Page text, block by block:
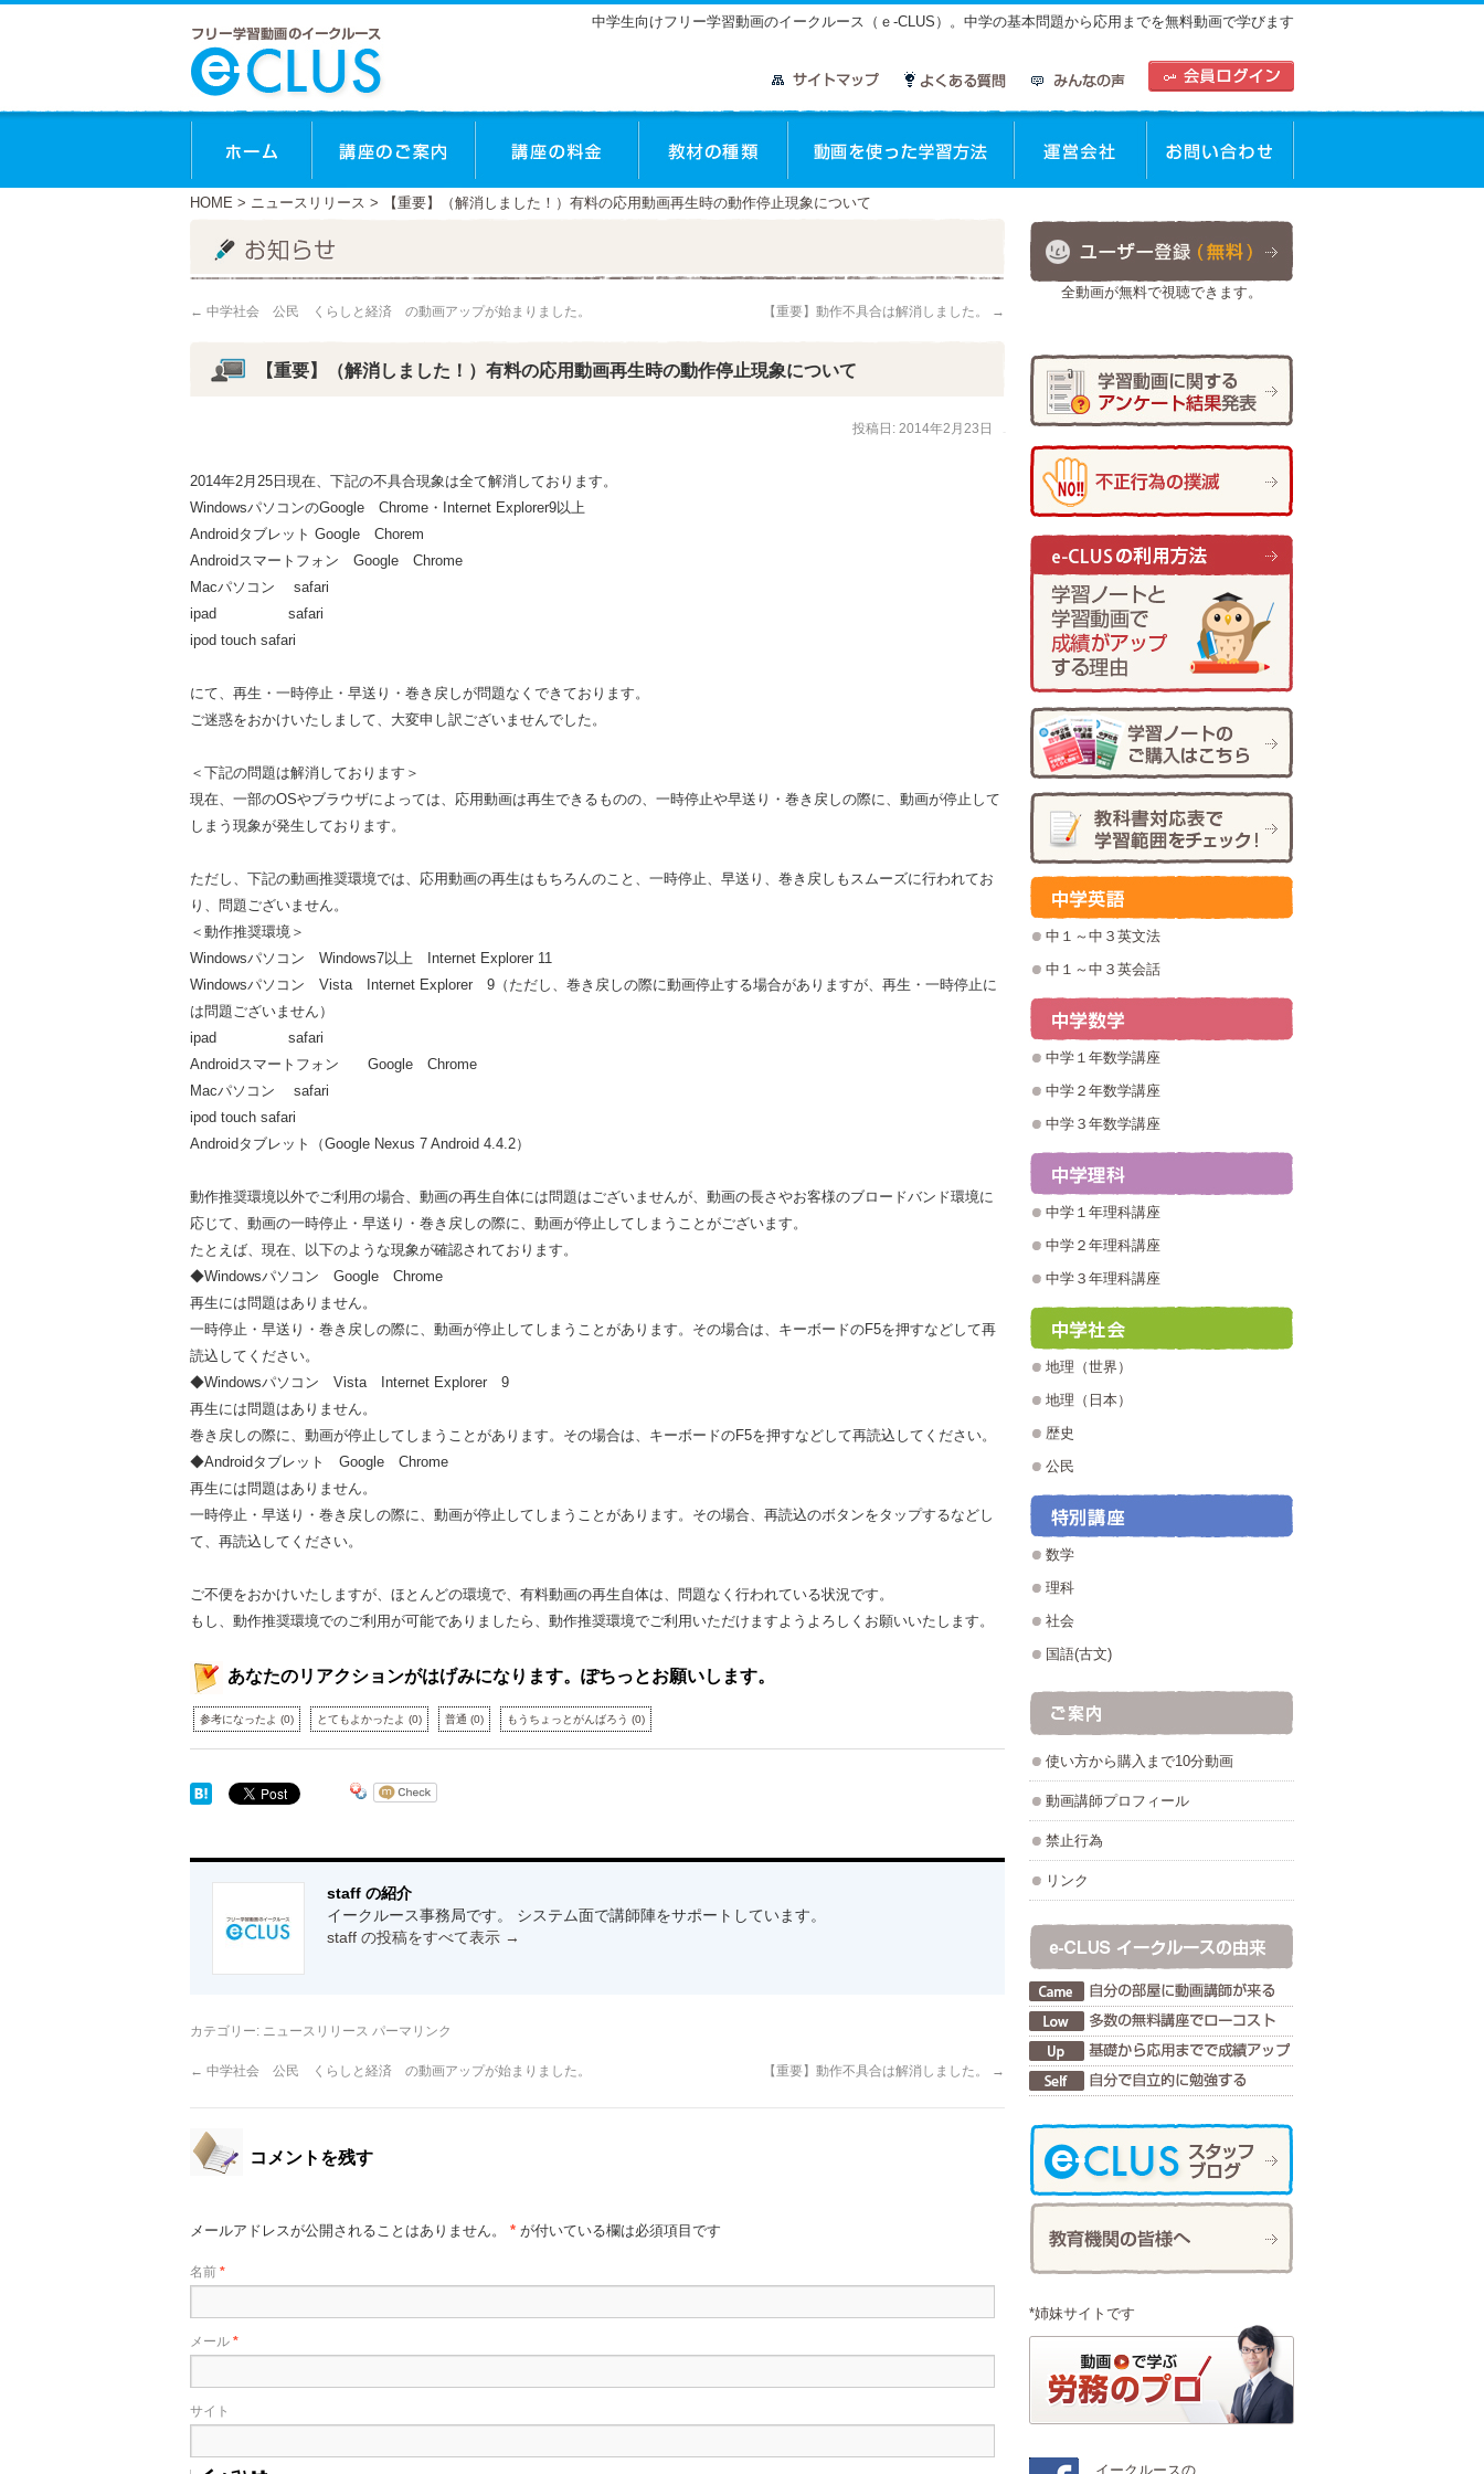
中学生向けフリー学習動画のイークルース（ｅ-CLUS）。中学の基本問題から応用までを無料動画で学びます
ホーム 講座のご案内 講座の料金 教材の種類 動画を使った学習方法運営会社 お問合せ
HOME > ニュースリリース > 【重要】（解消しました！）有料の応用動画再生時の動作停止現象について
← 中学社会 公民 くらしと経済 の動画アップが始まりました。 【重要】動作不具合は解消しました。 →
【重要】（解消しました！）有料の応用動画再生時の動作停止現象について
投稿日: 2014年2月23日
2014年2月25日現在、下記の不具合現象は全て解消しております。
WindowsパソコンのGoogle Chrome・Internet Explorer9以上
Androidタブレット Google Chorem
Androidスマートフォン Google Chrome
Macパソコン safari
ipad safari
ipod touch safari
にて、再生・一時停止・早送り・巻き戻しが問題なくできております。
ご迷惑をおかけいたしまして、大変申し訳ございませんでした。
＜下記の問題は解消しております＞
現在、一部のOSやブラウザによっては、応用動画は再生できるものの、一時停止や早送り・巻き戻しの際に、動画が停止して
しまう現象が発生しております。
ただし、下記の動画推奨環境では、応用動画の再生はもちろんのこと、一時停止、早送り、巻き戻しもスムーズに行われてお
り、問題ございません。
＜動作推奨環境＞
Windowsパソコン Windows7以上 Internet Explorer 11
Windowsパソコン Vista Internet Explorer 9（ただし、巻き戻しの際に動画停止する場合がありますが、再生・一時停止に
は問題ございません）
ipad safari
Androidスマートフォン Google Chrome
Macパソコン safari
ipod touch safari
Androidタブレット（Google Nexus 7 Android 4.4.2）
動作推奨環境以外でご利用の場合、動画の再生自体には問題はございませんが、動画の長さやお客様のブロードバンド環境に
応じて、動画の一時停止・早送り・巻き戻しの際に、動画が停止してしまうことがございます。
たとえば、現在、以下のような現象が確認されております。
◆Windowsパソコン Google Chrome
再生には問題はありません。
一時停止・早送り・巻き戻しの際に、動画が停止してしまうことがあります。その場合は、キーボードのF5を押すなどして再
読込してください。
◆Windowsパソコン Vista Internet Explorer 9
再生には問題はありません。
巻き戻しの際に、動画が停止してしまうことがあります。その場合は、キーボードのF5を押すなどして再読込してください。
◆Androidタブレット Google Chrome
再生には問題はありません。
一時停止・早送り・巻き戻しの際に、動画が停止してしまうことがあります。その場合、再読込のボタンをタップするなどし
て、再読込してください。
ご不便をおかけいたしますが、ほとんどの環境で、有料動画の再生自体は、問題なく行われている状況です。
もし、動作推奨環境でのご利用が可能でありましたら、動作推奨環境でご利用いただけますようよろしくお願いいたします。
あなたのリアクションがはげみになります。ぽちっとお願いします。
参考になったよ (0) とてもよかったよ (0) 普通 (0) もうちょっとがんばろう (0)
staff の紹介
イークルース事務局です。 システム面で講師陣をサポートしています。
staff の投稿をすべて表示 →
カテゴリー: ニュースリリース パーマリンク
← 中学社会 公民 くらしと経済 の動画アップが始まりました。 【重要】動作不具合は解消しました。 →
コメントを残す
メールアドレスが公開されることはありません。 * が付いている欄は必須項目です
名前 *
メール *
サイト
全動画が無料で視聴できます。
中１～中３英文法
中１～中３英会話
中学１年数学講座
中学２年数学講座
中学３年数学講座
中学１年理科講座
中学２年理科講座
中学３年理科講座
地理（世界）
地理（日本）
歴史
公民
数学
理科
社会
国語(古文)
使い方から購入まで10分動画
動画講師プロフィール
禁止行為
リンク
*姉妹サイトです
イークルースの